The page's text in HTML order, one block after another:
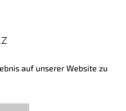
auf unserer Website zu